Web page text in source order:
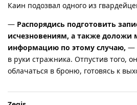
Каин подозвал одного из
— Распорядись подготовить
исчезновениям, а также доложи
информацию по этому случаю, —
в руки стражника. Отпустив того,
облачаться в броню, готовясь к